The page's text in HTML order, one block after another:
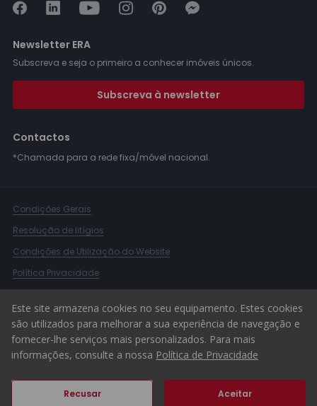
Newsletter ERA
Subscreva e seja o primeiro a conhecer imóveis únicos.
Subscreva à newsletter
Contactos
*Chamada para a rede fixa/móvel nacional.
Condições Gerais
Resolução de litígios
Condições de Utilização do Website
Política Privacidade
Canal de Denúncias
© 2026 ERA Portugal
Este site armazena cookies no seu equipamento. Estes cookies
são utilizados para melhorar a sua experiência de navegação e
fornecer-lhe serviços mais personalizados. Para mais
informações, consulte a nossa Política de Privacidade
Recusar Aceitar